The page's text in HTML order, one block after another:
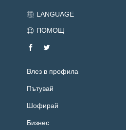
LANGUAGE
ПОМОЩ
Влез в профила
Пътувай
Шофирай
Бизнес